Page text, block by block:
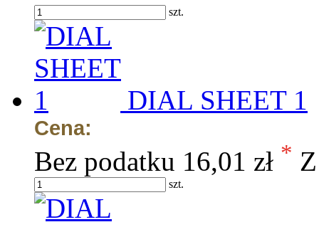
szt.
DIAL SHEET 1
Cena:
Bez podatku 16,01 zł *
szt.